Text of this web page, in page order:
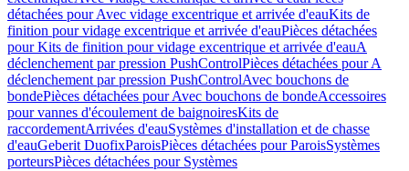
détachées pour Avec vidage excentrique et arrivée d'eauKits de
finition pour vidage excentrique et arrivée d'eauPièces détachées
pour Kits de finition pour vidage excentrique et arrivée d'eauA
déclenchement par pression PushControlPièces détachées pour A
déclenchement par pression PushControlAvec bouchons de
bondePièces détachées pour Avec bouchons de bondeAccessoires
pour vannes d'écoulement de baignoiresKits de
raccordementArrivées d'eauSystèmes d'installation et de chasse
d'eauGeberit DuofixParoisPièces détachées pour ParoisSystèmes
porteursPièces détachées pour Systèmes